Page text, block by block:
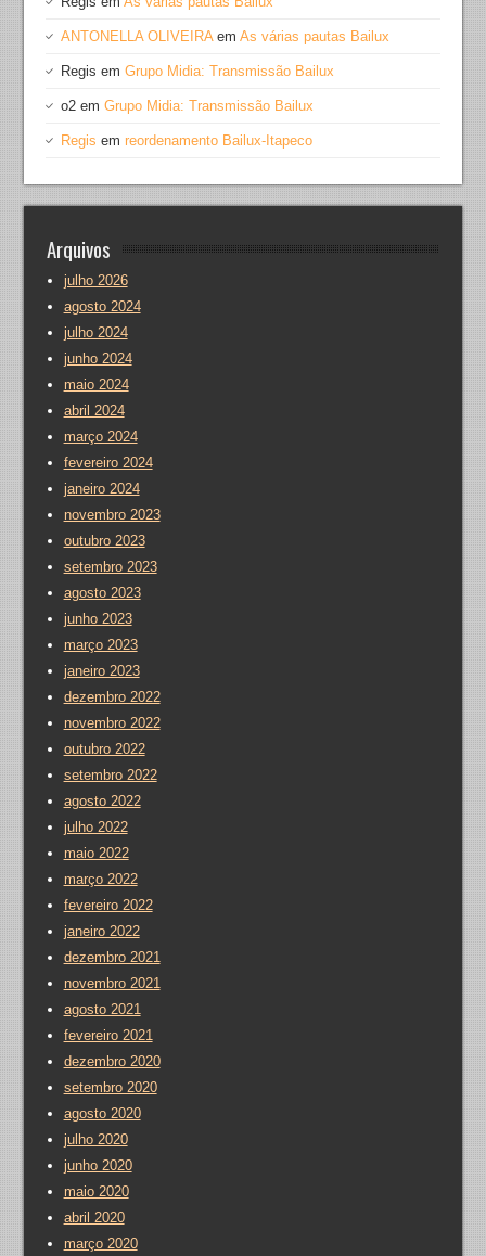
ANTONELLA OLIVEIRAemAs várias pautas Bailux
Regis emGrupo Midia: Transmissão Bailux
o2 emGrupo Midia: Transmissão Bailux
Regis emreordenamento Bailux-Itapeco
Arquivos
julho 2026
agosto 2024
julho 2024
junho 2024
maio 2024
abril 2024
março 2024
fevereiro 2024
janeiro 2024
novembro 2023
outubro 2023
setembro 2023
agosto 2023
junho 2023
março 2023
janeiro 2023
dezembro 2022
novembro 2022
outubro 2022
setembro 2022
agosto 2022
julho 2022
maio 2022
março 2022
fevereiro 2022
janeiro 2022
dezembro 2021
novembro 2021
agosto 2021
fevereiro 2021
dezembro 2020
setembro 2020
agosto 2020
julho 2020
junho 2020
maio 2020
abril 2020
março 2020